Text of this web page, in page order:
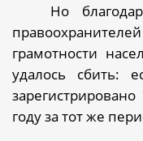
Но
грамотности
удалось сбить:
году за тот же